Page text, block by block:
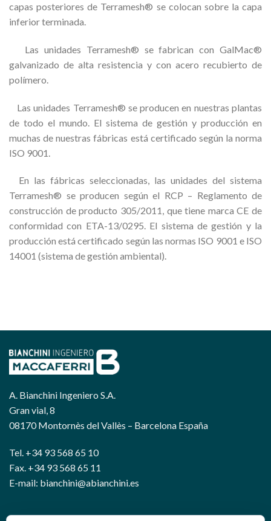
capas posteriores de Terramesh® se colocan sobre la capa
inferior terminada.
Las unidades Terramesh® se fabrican con GalMac®
galvanizado de alta resistencia y con acero recubierto de
polímero.
Las unidades Terramesh® se producen en nuestras plantas
de todo el mundo. El sistema de gestión y producción en
muchas de nuestras fábricas está certificado según la norma
ISO 9001.
En las fábricas seleccionadas, las unidades del sistema
Terramesh® se producen según el RCP – Reglamento de
construcción de producto 305/2011, que tiene marca CE de
conformidad con ETA-13/0295. El sistema de gestión y la
producción está certificado según las normas ISO 9001 e ISO
14001 (sistema de gestión ambiental).
A. Bianchini Ingeniero S.A.
Gran vial, 8
08170 Montornès del Vallès – Barcelona España
Tel. +34 93 568 65 10
Fax. +34 93 568 65 11
E-mail: bianchini@abianchini.es